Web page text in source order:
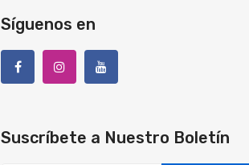
Síguenos en
Suscríbete a Nuestro Boletín